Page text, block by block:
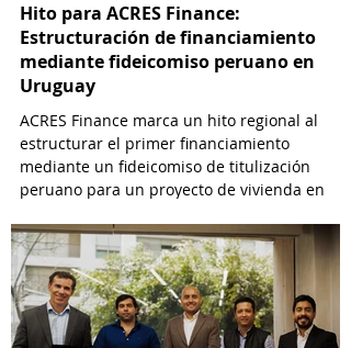
Hito para ACRES Finance:
Estructuración de financiamiento
mediante fideicomiso peruano en
Uruguay
ACRES Finance marca un hito regional al
estructurar el primer financiamiento
mediante un fideicomiso de titulización
peruano para un proyecto de vivienda en